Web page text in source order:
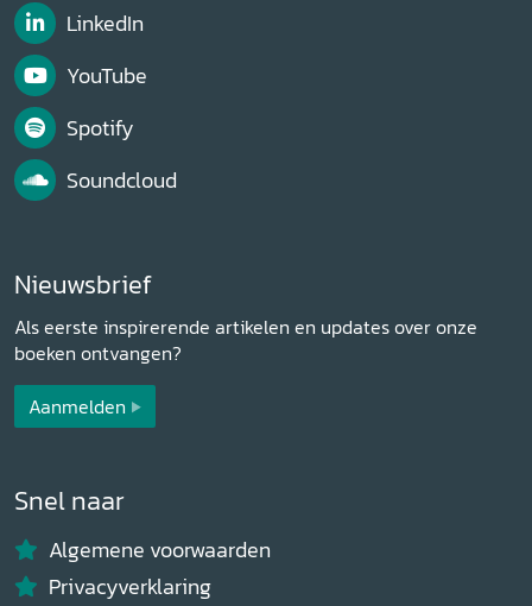
LinkedIn
YouTube
Spotify
Soundcloud
Nieuwsbrief
Als eerste inspirerende artikelen en updates over onze
boeken ontvangen?
Aanmelden
Snel naar
Algemene voorwaarden
Privacyverklaring